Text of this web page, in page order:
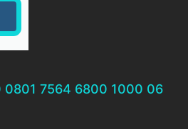
0801 7564 6800 1000 06